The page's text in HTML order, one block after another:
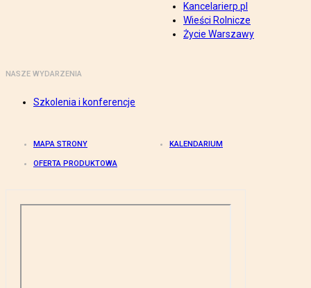
Kancelarierp.pl
Wieści Rolnicze
Życie Warszawy
NASZE WYDARZENIA
Szkolenia i konferencje
MAPA STRONY KALENDARIUM
OFERTA PRODUKTOWA